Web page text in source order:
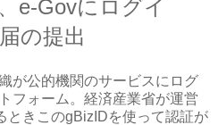
e-Govにログイ
の提出
が公的機関のサービスにログ
フォーム。経済産業省が運営
ときこのgBizIDを使って認証が